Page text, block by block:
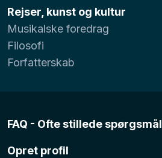
Rejser, kunst og kultur
Musikalske foredrag
Filosofi
Forfatterskab
FAQ - Ofte stillede spørgsmål
Opret profil